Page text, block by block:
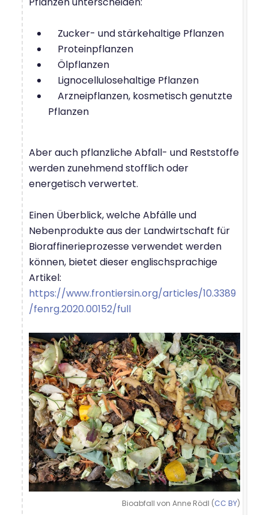
Zucker- und stärkehaltige Pflanzen
Proteinpflanzen
Ölpflanzen
Lignocellulosehaltige Pflanzen
Arzneipflanzen, kosmetisch genutzte
Pflanzen
Aber auch pflanzliche Abfall- und Reststoffe
werden zunehmend stofflich oder
energetisch verwertet.
Einen Überblick, welche Abfälle und
Nebenprodukte aus der Landwirtschaft für
Bioraffinerieprozesse verwendet werden
können, bietet dieser englischsprachige
Artikel:
https://www.frontiersin.org/articles/10.3389
/fenrg.2020.00152/full
Bioabfall von Anne Rödl (CC BY)